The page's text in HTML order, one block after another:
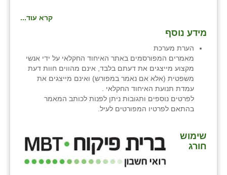
קרא עוד...
מידע נוסף
הערת מערכת
מאמרים המפורסמים באתר האיחוד החקלאי על ידי אנשי
מקצוע מייצגים את דעתם בלבד, אינם מהווים חוות דעת
משפטית (אלא אם נאמר במפורש) ואינם מייצגים את
עמדת תנועת האיחוד החקלאי .
לפרטים נוספים ותגובות ניתן לפנות לכותב המאמר
בהתאם לפרטיו המפורטים לעיל.
שימוש
חורג